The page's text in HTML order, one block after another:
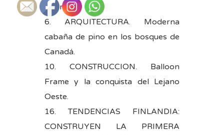
futuro.
6. ARQUITECTURA. Moderna
cabaña de pino en los bosques de
Canadá.
10. CONSTRUCCION. Balloon
Frame y la conquista del Lejano
Oeste.
16. TENDENCIAS FINLANDIA:
CONSTRUYEN LA PRIMERA